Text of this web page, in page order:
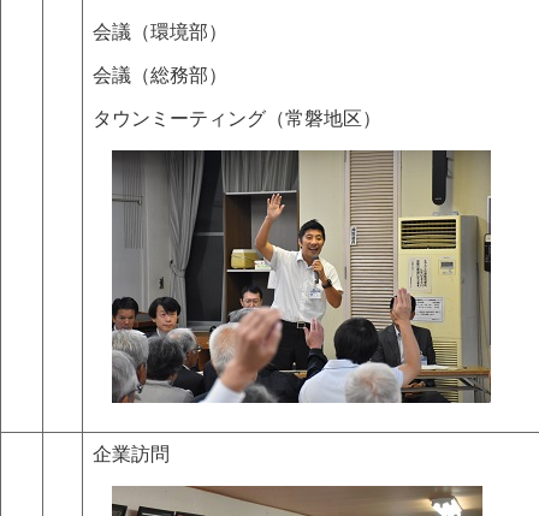
会議（環境部）
会議（総務部）
タウンミーティング（常磐地区）
企業訪問